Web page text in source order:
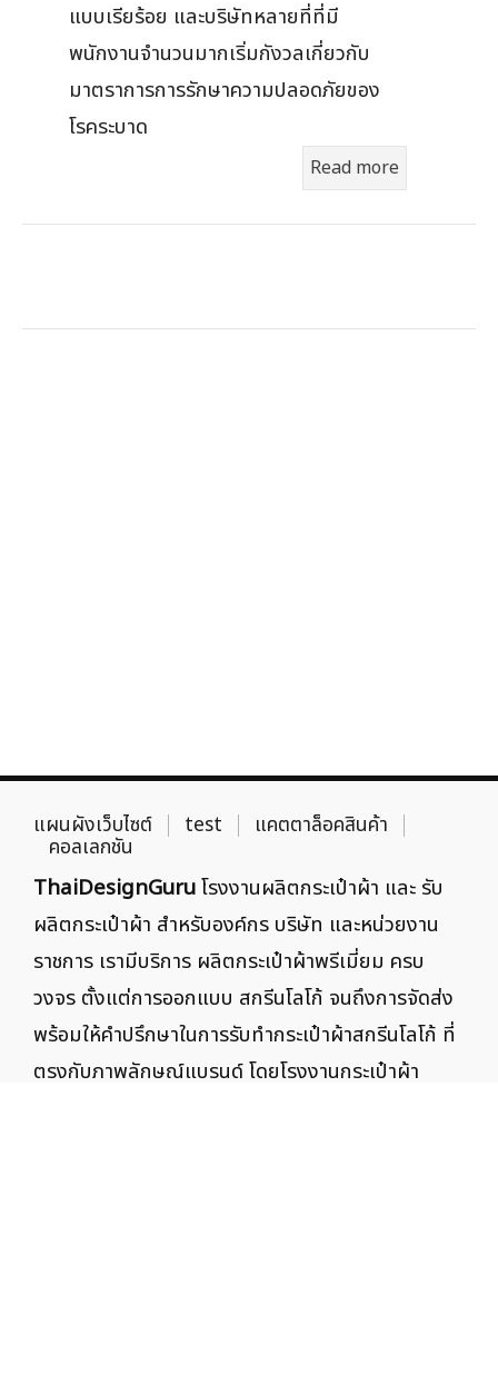
แบบเรียร้อย และบริษัทหลายที่ที่มี
พนักงานจำนวนมากเริ่มกังวลเกี่ยวกับ
มาตราการการรักษาความปลอดภัยของ
โรคระบาด
Read more
แผนผังเว็บไซต์ test แคตตาล็อคสินค้า
คอลเลกชัน
ThaiDesignGuruโรงงานผลิตกระเป๋าผ้า และ รับ
ผลิตกระเป๋าผ้า สำหรับองค์กร บริษัท และหน่วยงาน
ราชการ เรามีบริการ ผลิตกระเป๋าผ้าพรีเมี่ยม ครบ
วงจร ตั้งแต่การออกแบบ สกรีนโลโก้ จนถึงการจัดส่ง
พร้อมให้คำปรึกษาในการรับทำกระเป๋าผ้าสกรีนโลโก้ ที่
ตรงกับภาพลักษณ์แบรนด์ โดยโรงงานกระเป๋าผ้า